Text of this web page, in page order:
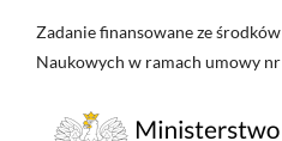
Zadanie finansowane ze
Naukowych w ramach umowy